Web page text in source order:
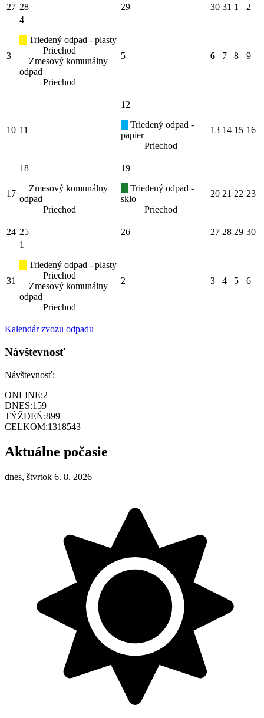
27 28 29 30 31 1 2
3
4
Triedený odpad - plasty
Priechod
Zmesový komunálny
odpad
Priechod
5 6 7 8 9
10 11
12
Triedený odpad -
papier
Priechod
13 14 15 16
17
18
Zmesový komunálny
odpad
Priechod
19
Triedený odpad -
sklo
Priechod
20 21 22 23
24 25 26 27 28 29 30
31
1
Triedený odpad - plasty
Priechod
Zmesový komunálny
odpad
Priechod
2 3 4 5 6
Kalendár zvozu odpadu
Návštevnosť
Návštevnosť:
ONLINE:2
DNES:159
TÝŽDEŇ:899
CELKOM:1318543
Aktuálne počasie
dnes, štvrtok 6. 8. 2026